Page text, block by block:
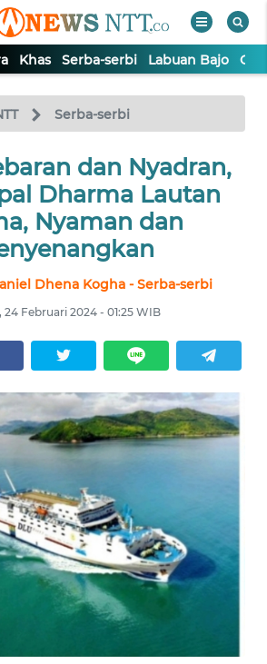
Khas Serba-serbi Labuan Bajo
Serba-serbi
dan Nyadran,
Dharma Lautan
Nyaman dan
Dhena Kogha - Serba-serbi
24 Februari 2024 - 01:25 WIB